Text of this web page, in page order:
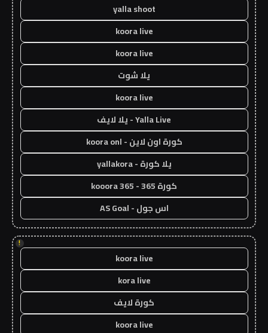
yalla shoot
koora live
koora live
يلا شوت
koora live
Yalla Live - يلا لايف
كورة اون لاين - koora onl
يلا كورة - yallakora
كورة 365 - kooora 365
اس جول - AS Goal
!
koora live
kora live
كورة لايف
koora live